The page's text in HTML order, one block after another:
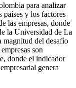
para analizar
países y los factores
las empresas, donde
la Universidad de La
magnitud del desafío
son
donde el indicador
genera